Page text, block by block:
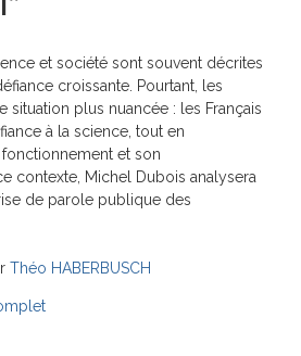
et société sont souvent décrites
croissante. Pourtant, les
situation plus nuancée : les Français
à la science, tout en
fonctionnement et son
contexte, Michel Dubois analysera
de parole publique des
Théo HABERBUSCH